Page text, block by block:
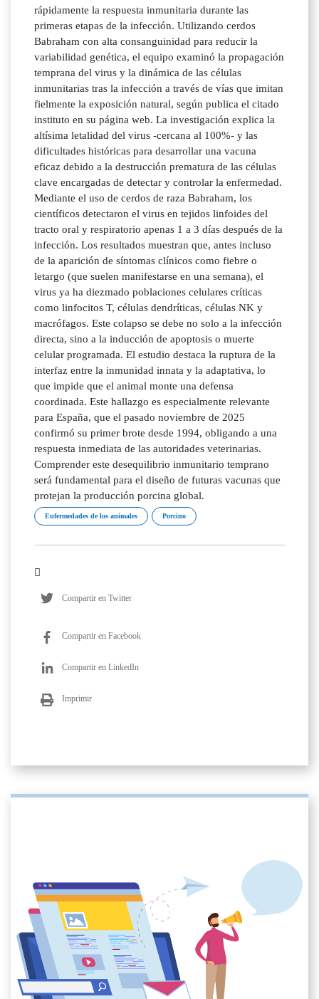
rápidamente la respuesta inmunitaria durante las
primeras etapas de la infección. Utilizando cerdos
Babraham con alta consanguinidad para reducir la
variabilidad genética, el equipo examinó la propagación
temprana del virus y la dinámica de las células
inmunitarias tras la infección a través de vías que imitan
fielmente la exposición natural, según publica el citado
instituto en su página web. La investigación explica la
altísima letalidad del virus -cercana al 100%- y las
dificultades históricas para desarrollar una vacuna
eficaz debido a la destrucción prematura de las células
clave encargadas de detectar y controlar la enfermedad.
Mediante el uso de cerdos de raza Babraham, los
científicos detectaron el virus en tejidos linfoides del
tracto oral y respiratorio apenas 1 a 3 días después de la
infección. Los resultados muestran que, antes incluso
de la aparición de síntomas clínicos como fiebre o
letargo (que suelen manifestarse en una semana), el
virus ya ha diezmado poblaciones celulares críticas
como linfocitos T, células dendríticas, células NK y
macrófagos. Este colapso se debe no solo a la infección
directa, sino a la inducción de apoptosis o muerte
celular programada. El estudio destaca la ruptura de la
interfaz entre la inmunidad innata y la adaptativa, lo
que impide que el animal monte una defensa
coordinada. Este hallazgo es especialmente relevante
para España, que el pasado noviembre de 2025
confirmó su primer brote desde 1994, obligando a una
respuesta inmediata de las autoridades veterinarias.
Comprender este desequilibrio inmunitario temprano
será fundamental para el diseño de futuras vacunas que
protejan la producción porcina global.
Enfermedades de los animales Porcino
Compartir en Twitter
Compartir en Facebook
Compartir en LinkedIn
Imprimir